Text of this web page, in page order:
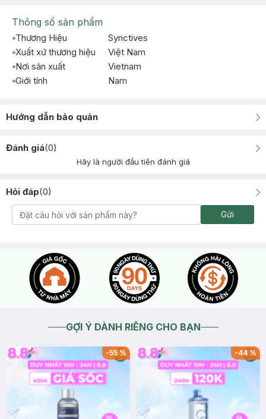
Thông số sản phẩm
Thương Hiệu
Synctives
Xuất xứ thương hiệu
Việt Nam
Nơi sản xuất
Vietnam
Giới tính
Nam
Hướng dẫn bảo quản
Đánh giá(0)
Hãy là người đầu tiên đánh giá
Hỏi đáp(0)
Gửi
GỢI Ý DÀNH RIÊNG CHO BẠN
-55% -44%